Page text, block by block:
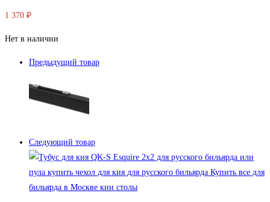
1 370 ₽
Нет в наличии
Предыдущий товар
Следующий товар